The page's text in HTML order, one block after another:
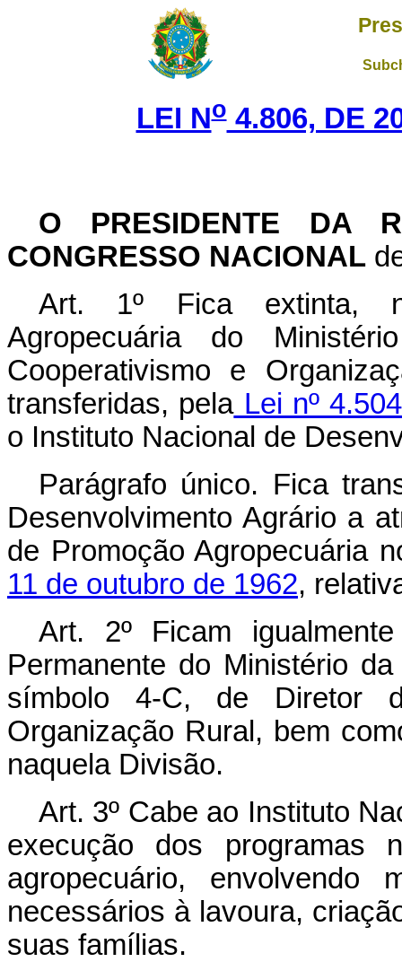
LEI No4.806, DE
O PRESIDENTE DA
CONGRESSO NACIONAL
Art. 1º Fica extinta,
Agropecuária do
Cooperativismo e
transferidas, pelaLei nº
o Instituto Nacional de
Parágrafo único. Fica
Desenvolvimento Agrário a
de Promoção Agropecuária
11 de outubro de 1962,
Art. 2º Ficam
Permanente do Ministério
símbolo 4-C, de Diretor
Organização Rural, bem
naquela Divisão.
Art. 3º Cabe ao Instituto
execução dos programas
agropecuário,
necessários à lavoura,
suas famílias.